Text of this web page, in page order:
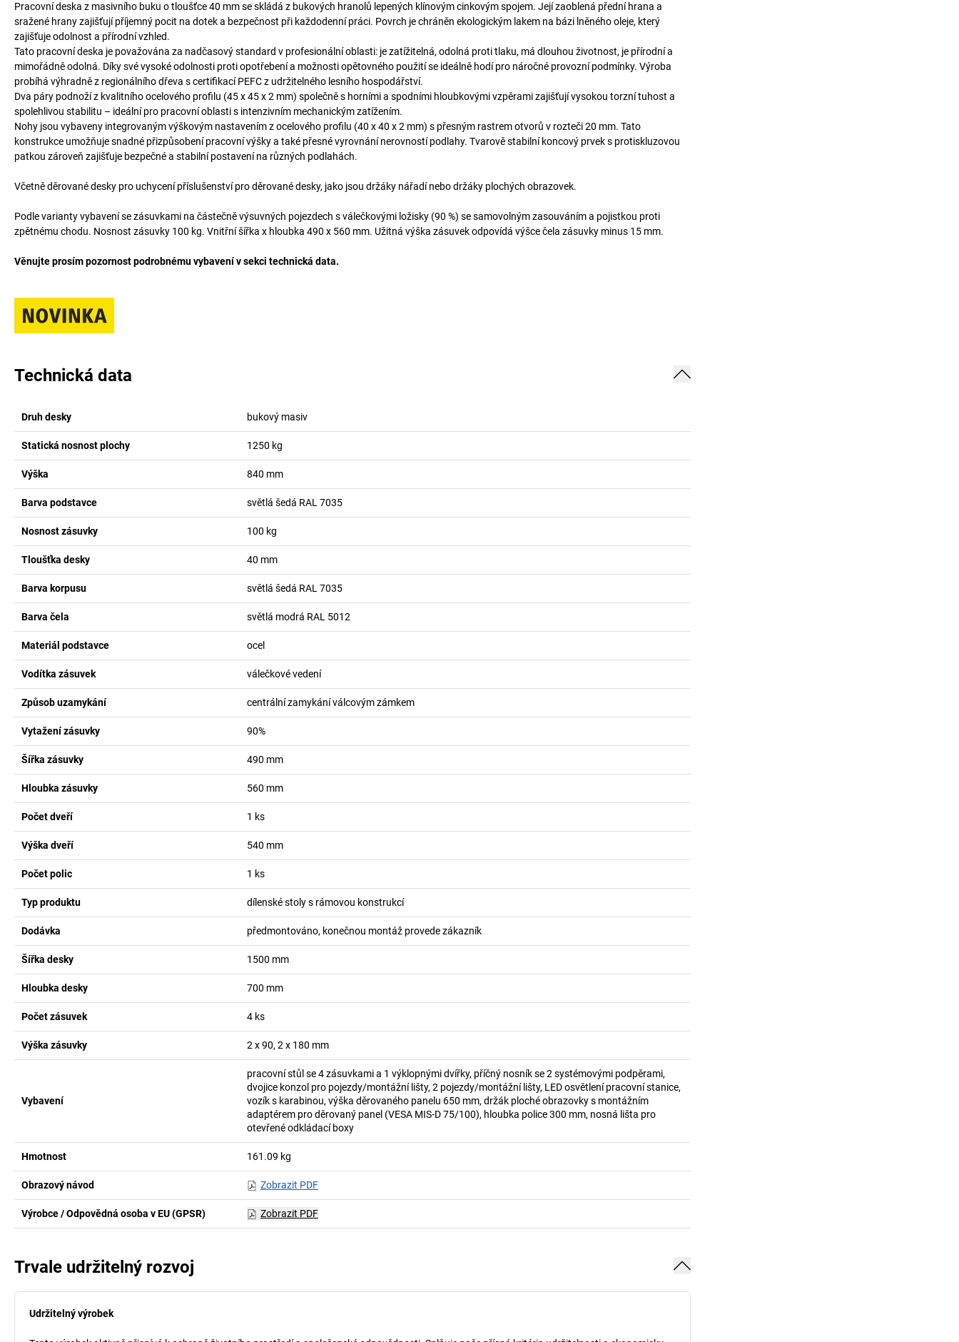
Pracovní deska z masivního buku o tloušťce 40 mm se skládá z bukových hranolů lepených klínovým cinkovým spojem. Její zaoblená přední hrana a
sražené hrany zajišťují příjemný pocit na dotek a bezpečnost při každodenní práci. Povrch je chráněn ekologickým lakem na bázi lněného oleje, který
zajišťuje odolnost a přírodní vzhled.
Tato pracovní deska je považována za nadčasový standard v profesionální oblasti: je zatížitelná, odolná proti tlaku, má dlouhou životnost, je přírodní a
mimořádně odolná. Díky své vysoké odolnosti proti opotřebení a možnosti opětovného použití se ideálně hodí pro náročné provozní podmínky. Výroba
probíhá výhradně z regionálního dřeva s certifikací PEFC z udržitelného lesního hospodářství.
Dva páry podnoží z kvalitního ocelového profilu (45 x 45 x 2 mm) společně s horními a spodními hloubkovými vzpěrami zajišťují vysokou torzní tuhost a
spolehlivou stabilitu – ideální pro pracovní oblasti s intenzivním mechanickým zatížením.
Nohy jsou vybaveny integrovaným výškovým nastavením z ocelového profilu (40 x 40 x 2 mm) s přesným rastrem otvorů v rozteči 20 mm. Tato
konstrukce umožňuje snadné přizpůsobení pracovní výšky a také přesné vyrovnání nerovností podlahy. Tvarově stabilní koncový prvek s protiskluzovou
patkou zároveň zajišťuje bezpečné a stabilní postavení na různých podlahách.
Včetně děrované desky pro uchycení příslušenství pro děrované desky, jako jsou držáky nářadí nebo držáky plochých obrazovek.
Podle varianty vybavení se zásuvkami na částečně výsuvných pojezdech s válečkovými ložisky (90 %) se samovolným zasouváním a pojistkou proti
zpětnému chodu. Nosnost zásuvky 100 kg. Vnitřní šířka x hloubka 490 x 560 mm. Užitná výška zásuvek odpovídá výšce čela zásuvky minus 15 mm.
Věnujte prosím pozornost podrobnému vybavení v sekci technická data.
Technická data
Druh desky bukový masiv
Statická nosnost plochy 1250 kg
Výška 840 mm
Barva podstavce světlá šedá RAL 7035
Nosnost zásuvky 100 kg
Tloušťka desky 40 mm
Barva korpusu světlá šedá RAL 7035
Barva čela světlá modrá RAL 5012
Materiál podstavce ocel
Vodítka zásuvek válečkové vedení
Způsob uzamykání centrální zamykání válcovým zámkem
Vytažení zásuvky 90%
Šířka zásuvky 490 mm
Hloubka zásuvky 560 mm
Počet dveří 1 ks
Výška dveří 540 mm
Počet polic 1 ks
Typ produktu dílenské stoly s rámovou konstrukcí
Dodávka předmontováno, konečnou montáž provede zákazník
Šířka desky 1500 mm
Hloubka desky 700 mm
Počet zásuvek 4 ks
Výška zásuvky 2 x 90, 2 x 180 mm
Vybavení
pracovní stůl se 4 zásuvkami a 1 výklopnými dvířky, příčný nosník se 2 systémovými podpěrami,
dvojice konzol pro pojezdy/montážní lišty, 2 pojezdy/montážní lišty, LED osvětlení pracovní stanice,
vozík s karabinou, výška děrovaného panelu 650 mm, držák ploché obrazovky s montážním
adaptérem pro děrovaný panel (VESA MIS-D 75/100), hloubka police 300 mm, nosná lišta pro
otevřené odkládací boxy
Hmotnost 161.09 kg
Obrazový návod Zobrazit PDF
Výrobce / Odpovědná osoba v EU (GPSR) Zobrazit PDF
Trvale udržitelný rozvoj
Udržitelný výrobek